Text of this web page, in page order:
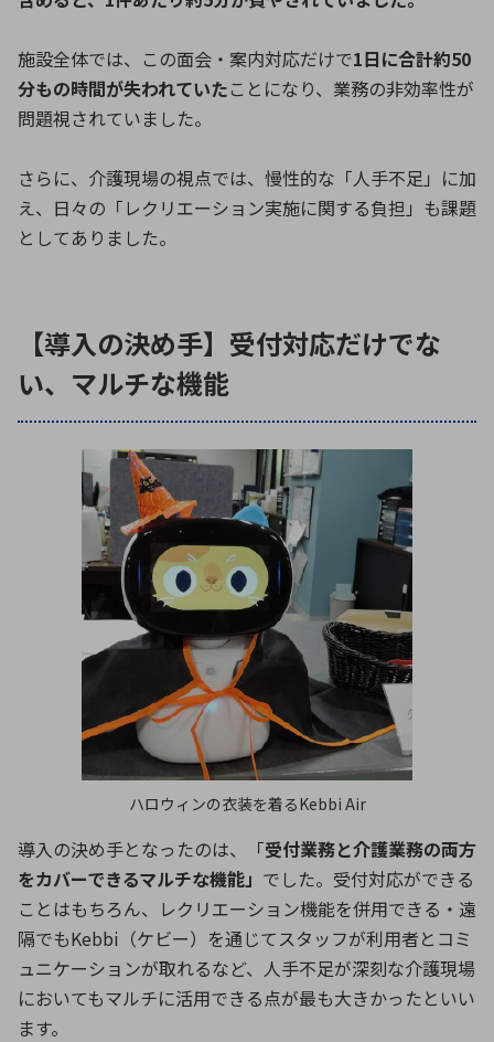
施設全体では、この面会・案内対応だけで1日に合計約50
分もの時間が失われていたことになり、業務の非効率性が
問題視されていました。
さらに、介護現場の視点では、慢性的な「人手不足」に加
え、日々の「レクリエーション実施に関する負担」も課題
としてありました。
【導入の決め手】受付対応だけでな
い、マルチな機能
ハロウィンの衣装を着るKebbi Air
導入の決め手となったのは、「受付業務と介護業務の両方
をカバーできるマルチな機能」 でした。受付対応ができる
ことはもちろん、レクリエーション機能を併用できる・遠
隔でもKebbi（ケビー）を通じてスタッフが利用者とコミ
ュニケーションが取れるなど、人手不足が深刻な介護現場
においてもマルチに活用できる点が最も大きかったといい
ます。